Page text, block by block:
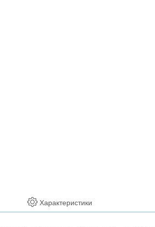
Характеристики